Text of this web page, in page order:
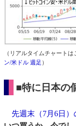
（リアルタイムチャート
ン/米ドル 週足 ）
■特に日本の
先週末（7月6日）